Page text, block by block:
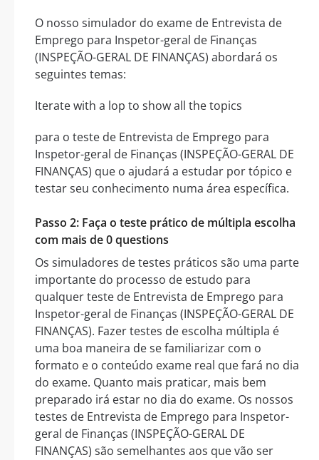
O nosso simulador do exame de Entrevista de
Emprego para Inspetor-geral de Finanças
(INSPEÇÃO-GERAL DE FINANÇAS) abordará os
seguintes temas:
Iterate with a lop to show all the topics
para o teste de Entrevista de Emprego para
Inspetor-geral de Finanças (INSPEÇÃO-GERAL DE
FINANÇAS) que o ajudará a estudar por tópico e
testar seu conhecimento numa área específica.
Passo 2: Faça o teste prático de múltipla escolha
com mais de 0 questions
Os simuladores de testes práticos são uma parte
importante do processo de estudo para
qualquer teste de Entrevista de Emprego para
Inspetor-geral de Finanças (INSPEÇÃO-GERAL DE
FINANÇAS). Fazer testes de escolha múltipla é
uma boa maneira de se familiarizar com o
formato e o conteúdo exame real que fará no dia
do exame. Quanto mais praticar, mais bem
preparado irá estar no dia do exame. Os nossos
testes de Entrevista de Emprego para Inspetor-
geral de Finanças (INSPEÇÃO-GERAL DE
FINANÇAS) são semelhantes aos que vão ser